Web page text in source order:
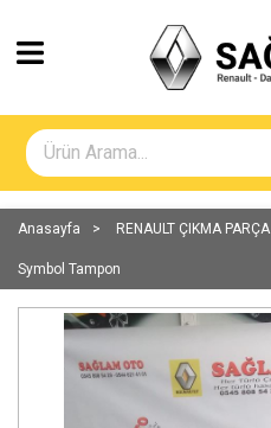
Anasayfa RENAULT ÇIKMA PARÇA
Symbol Tampon